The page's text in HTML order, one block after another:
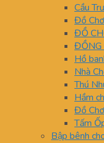
Cầu
Đồ
ĐỒ
ĐỒNG
Hồ
Nhà
Thú
Hầm
Đồ
Tấm
Bập bênh